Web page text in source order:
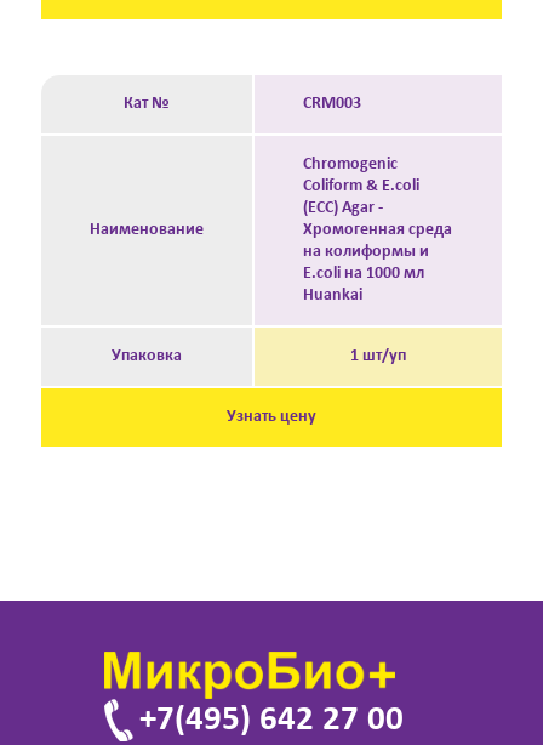
Кат № CRM003
Наименование
Chromogenic
Coliform & E.coli
(ECC) Agar -
Хромогенная среда
на колиформы и
E.coli на 1000 мл
Huankai
Упаковка 1 шт/уп
Узнать цену
+7(495) 642 27 00